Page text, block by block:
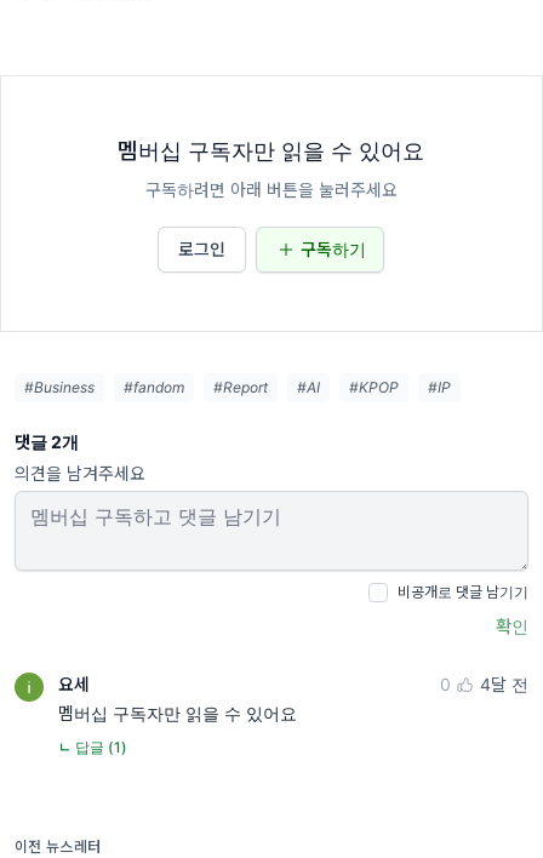
멤버십 구독자만 읽을 수 있어요
구독하려면 아래 버튼을 눌러주세요
로그인 구독하기
#Business #fandom #Report #AI #KPOP #IP
댓글 2개
의견을 남겨주세요
비공개로 댓글 남기기
확인
요세 0
4달 전
멤버십 구독자만 읽을 수 있어요
ㄴ 답글 (1)
이전 뉴스레터